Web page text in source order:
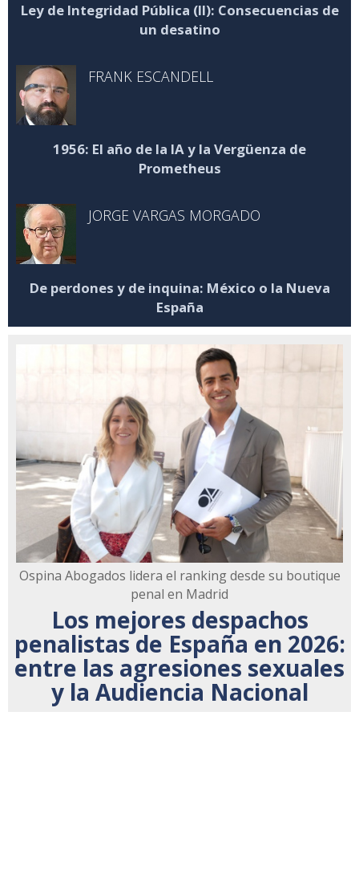
Ley de Integridad Pública (II): Consecuencias de
un desatino
FRANK ESCANDELL
1956: El año de la IA y la Vergüenza de
Prometheus
JORGE VARGAS MORGADO
De perdones y de inquina: México o la Nueva
España
Ospina Abogados lidera el ranking desde su boutique
penal en Madrid
Los mejores despachos
penalistas de España en 2026:
entre las agresiones sexuales
y la Audiencia Nacional